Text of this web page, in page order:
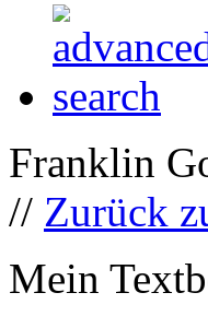
Franklin
// Zurück
Mein